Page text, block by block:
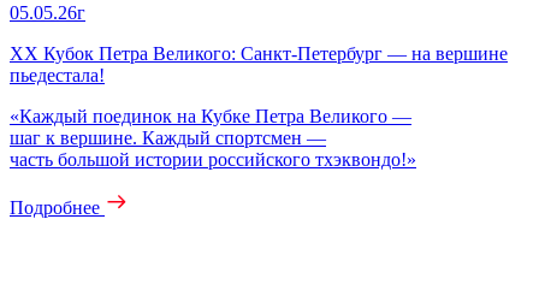
05.05.26г
XX Кубок Петра Великого: Санкт‑Петербург — на вершине
пьедестала!
«Каждый поединок на Кубке Петра Великого —
шаг к вершине. Каждый спортсмен —
часть большой истории российского тхэквондо!»
Подробнее